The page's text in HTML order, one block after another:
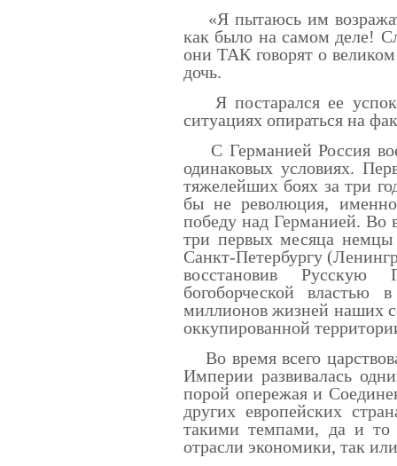
«Я пытаюсь им
как было на самом деле!
они ТАК говорят о
дочь.
Я постарался ее
ситуациях опираться на
С Германией Россия
одинаковых условиях.
тяжелейших боях за три
бы не революция,
победу над Германией. Во
три первых месяца
Санкт-Петербургу
восстановив Русскую
богоборческой
миллионов жизней наших
оккупированной
Во время всего
Империи развивалась
порой опережая и
других европейских
такими темпами, да и то
отрасли экономики, так